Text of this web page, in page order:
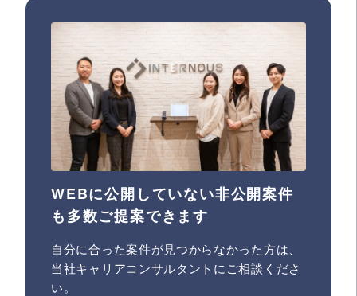
WEBに公開していない非公開案件
も多数ご提案できます
自分に合った案件が見つからなかった方は、
当社キャリアコンサルタントにご相談くださ
い。